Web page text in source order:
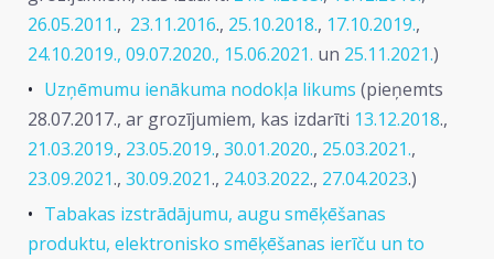
26.05.2011., 23.11.2016., 25.10.2018., 17.10.2019.,
24.10.2019., 09.07.2020., 15.06.2021. un 25.11.2021.)
Uzņēmumu ienākuma nodokļa likums (pieņemts
28.07.2017., ar grozījumiem, kas izdarīti 13.12.2018.,
21.03.2019., 23.05.2019., 30.01.2020., 25.03.2021.,
23.09.2021., 30.09.2021., 24.03.2022., 27.04.2023.)
Tabakas izstrādājumu, augu smēķēšanas
produktu, elektronisko smēķēšanas ierīču un to